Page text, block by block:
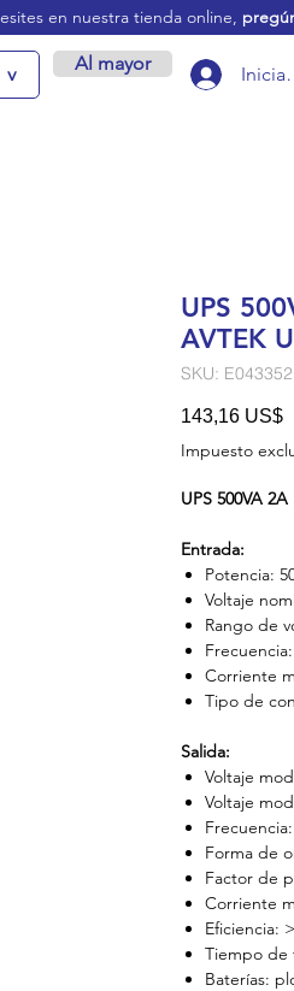
en nuestra tienda online,
v Al mayor Iniciar
UPS
AVTEK
SKU: E043352
143,16 US$
Impuesto
UPS 500VA
Entrada:
Potencia:
Voltaje
Rango de
Corriente
Tipo de
Salida:
Voltaje
Voltaje
Forma de
Factor de
Corriente
Eficiencia:
Tiempo de
Baterías: